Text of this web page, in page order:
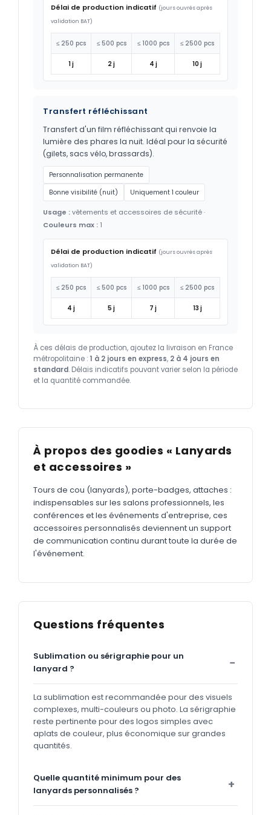
Délai de production indicatif (jours ouvrés après
validation BAT)
≤ 250 pcs ≤ 500 pcs ≤ 1000 pcs ≤ 2500 pcs
1 j 2 j 4 j 10 j
Transfert réfléchissant
Transfert d'un film réfléchissant qui renvoie la
lumière des phares la nuit. Idéal pour la sécurité
(gilets, sacs vélo, brassards).
Personnalisation permanente
Bonne visibilité (nuit)
Uniquement 1 couleur
Usage :vêtements et accessoires de sécurité ·
Couleurs max : 1
Délai de production indicatif (jours ouvrés après
validation BAT)
≤ 250 pcs ≤ 500 pcs ≤ 1000 pcs ≤ 2500 pcs
4 j 5 j 7 j 13 j
À ces délais de production, ajoutez la livraison en France
métropolitaine : 1 à 2 jours en express, 2 à 4 jours en
standard. Délais indicatifs pouvant varier selon la période
et la quantité commandée.
À propos des goodies « Lanyards
et accessoires »
Tours de cou (lanyards), porte-badges, attaches :
indispensables sur les salons professionnels, les
conférences et les événements d'entreprise, ces
accessoires personnalisés deviennent un support
de communication continu durant toute la durée de
l'événement.
Questions fréquentes
Sublimation ou sérigraphie pour un
lanyard ?
La sublimation est recommandée pour des visuels
complexes, multi-couleurs ou photo. La sérigraphie
reste pertinente pour des logos simples avec
aplats de couleur, plus économique sur grandes
quantités.
Quelle quantité minimum pour des
lanyards personnalisés ?